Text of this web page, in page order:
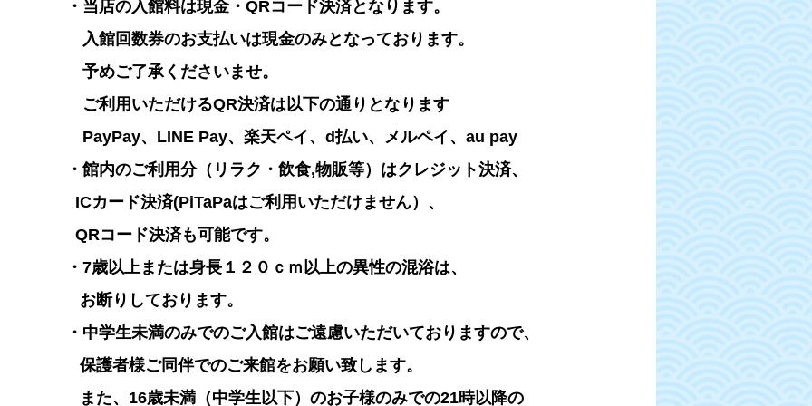
・当店の入館料は現金・QRコード決済となります。
入館回数券のお支払いは現金のみとなっております。
予めご了承くださいませ。
ご利用いただけるQR決済は以下の通りとなります
PayPay、LINE Pay、楽天ペイ、d払い、メルペイ、au pay
・館内のご利用分（リラク・飲食,物販等）はクレジット決済、
ICカード決済(PiTaPaはご利用いただけません）、
QRコード決済も可能です。
・7歳以上または身長１２０ｃｍ以上の異性の混浴は、
お断りしております。
・中学生未満のみでのご入館はご遠慮いただいておりますので、
保護者様ご同伴でのご来館をお願い致します。
また、16歳未満（中学生以下）のお子様のみでの21時以降の